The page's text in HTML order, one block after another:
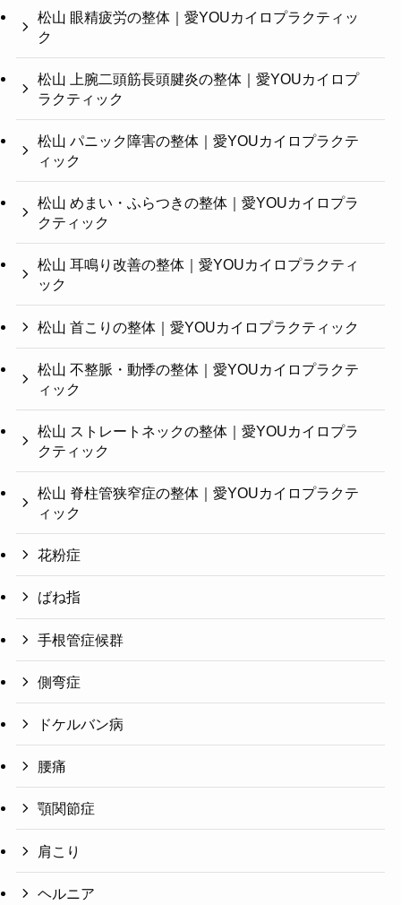
松山 眼精疲労の整体｜愛YOUカイロプラクティッ
ク
松山 上腕二頭筋長頭腱炎の整体｜愛YOUカイロプ
ラクティック
松山 パニック障害の整体｜愛YOUカイロプラクテ
ィック
松山 めまい・ふらつきの整体｜愛YOUカイロプラ
クティック
松山 耳鳴り改善の整体｜愛YOUカイロプラクティ
ック
松山 首こりの整体｜愛YOUカイロプラクティック
松山 不整脈・動悸の整体｜愛YOUカイロプラクテ
ィック
松山 ストレートネックの整体｜愛YOUカイロプラ
クティック
松山 脊柱管狭窄症の整体｜愛YOUカイロプラクテ
ィック
花粉症
ばね指
手根管症候群
側弯症
ドケルバン病
腰痛
顎関節症
肩こり
ヘルニア